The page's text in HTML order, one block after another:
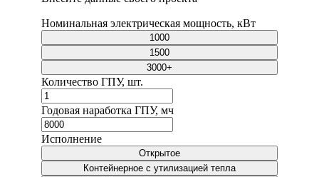
Номинальная электрическая мощность, кВт
1000
1500
3000+
Количество ГПУ, шт.
Годовая наработка ГПУ, мч
Исполнение
Открытое
Контейнерное с утилизацией тепла